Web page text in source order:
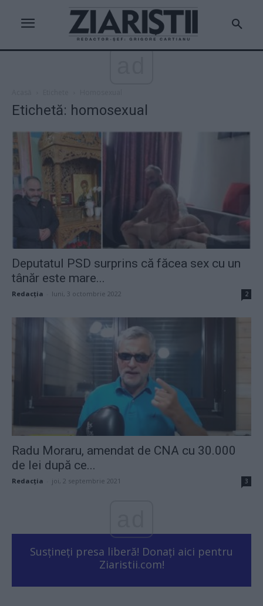
Etichetă: homosexual
Deputatul PSD surprins că făcea sex cu un
tânăr este mare...
Redacţia luni, 3 octombrie 2022 2
Radu Moraru, amendat de CNA cu 30.000
de lei după ce...
Redacţia joi, 2 septembrie 2021 3
Susțineți presa liberă! Donați aici pentru
Ziaristii.com!